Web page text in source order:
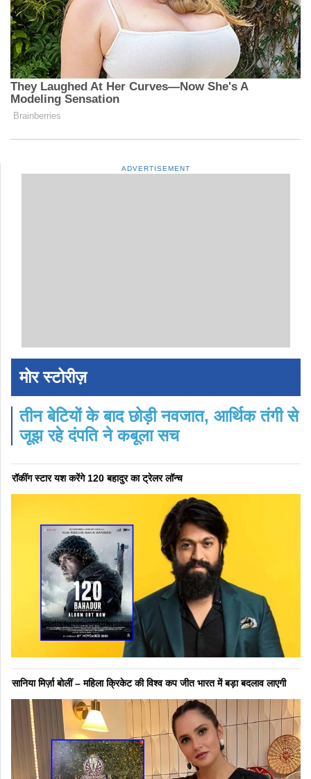
ADVERTISEMENT
मोर स्टोरीज़
तीन बेटियों के बाद छोड़ी नवजात, आर्थिक तंगी से
जूझ रहे दंपति ने कबूला सच
रॉकींग स्टार यश करेंगे 120 बहादुर का ट्रेलर लॉन्च
सानिया मिर्ज़ा बोलीं – महिला क्रिकेट की विश्व कप जीत भारत में बड़ा बदलाव लाएगी